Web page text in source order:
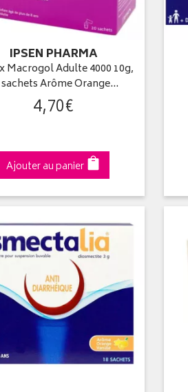
IPSEN PHARMA
Macrogol Adulte 4000 10g,
sachets Arôme Orange…
4,70€
Ajouter au panier